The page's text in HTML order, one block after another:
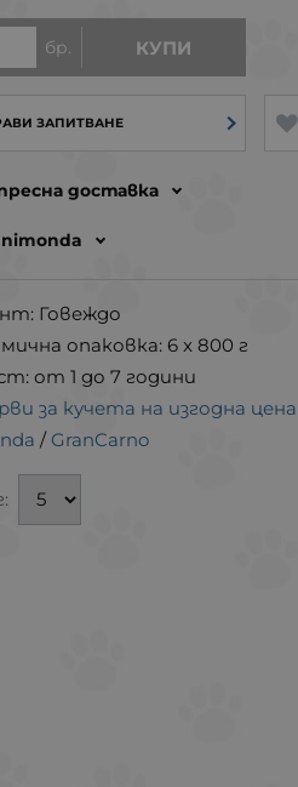
бр. КУПИ
ЗАПИТВАНЕ
доставка
Говеждо
опаковка: 6 x 800 г
от 1 до 7 години
за кучета на изгодна цена
/ GranCarno